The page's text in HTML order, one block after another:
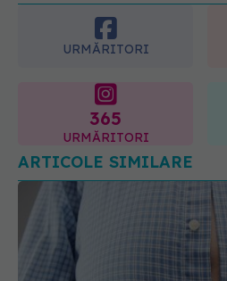
URMĂRITORI
365
URMĂRITORI
ARTICOLE SIMILARE